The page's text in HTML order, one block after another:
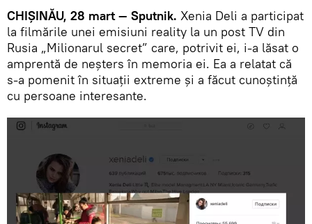
CHIȘINĂU, 28 mart — Sputnik. Xenia Deli a participat
la filmările unei emisiuni reality la un post TV din
Rusia „Milionarul secret” care, potrivit ei, i-a lăsat o
amprentă de neșters în memoria ei. Ea a relatat că
s-a pomenit în situații extreme și a făcut cunoștință
cu persoane interesante.